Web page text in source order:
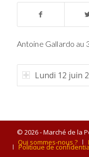
Antoine Gallardo au
Lundi 12 juin
© 2026 - Marché de la
Qui sommes-nous ?
Politique de